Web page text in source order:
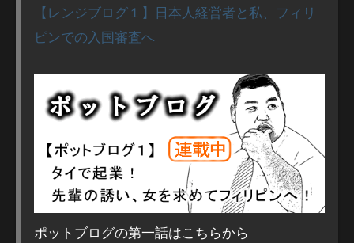
【レンジブログ１】日本人経営者と私、フィリ
ピンでの入国審査へ
ポットブログの第一話はこちらから